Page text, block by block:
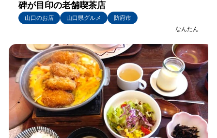
碑が目印の老舗喫茶店
山口のお店 山口県グルメ
防府市
なんたん